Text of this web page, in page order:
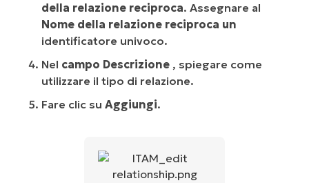
della relazione reciproca. Assegnare al
Nome della relazione reciproca un
identificatore univoco.
Nel campo Descrizione , spiegare come
utilizzare il tipo di relazione.
Fare clic su Aggiungi.